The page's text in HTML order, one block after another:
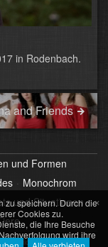
in Rodenbach.
and Friends
und Formen
Monochrom
und Situationen
70 Bilder
×
zu speichern. Durch die
Cookies zu.
die Ihre Besuche
wird ihre